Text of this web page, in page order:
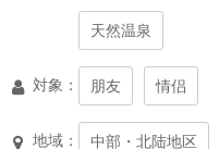
天然温泉
対象： 朋友 情侣
地域： 中部・北陆地区